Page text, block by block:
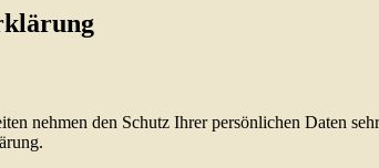
nehmen den Schutz Ihrer persönlichen Daten